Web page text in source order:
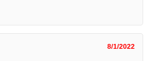
8/1/2022